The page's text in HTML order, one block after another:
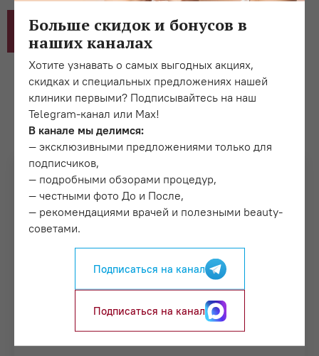
Больше скидок и бонусов в
наших каналах
Хотите узнавать о самых выгодных акциях,
скидках и специальных предложениях нашей
клиники первыми? Подписывайтесь на наш
Telegram-канал или Max!
В канале мы делимся:
— эксклюзивными предложениями только для
подписчиков,
— подробными обзорами процедур,
— честными фото До и После,
— рекомендациями врачей и полезными beauty-
советами.
Подписаться на канал
Подписаться на канал
Записаться
Другие врачи